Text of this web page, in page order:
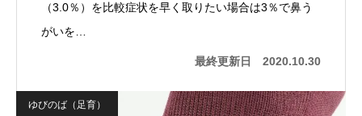
（3.0％）を比較症状を早く取りたい場合は3％で鼻う
がいを…
最終更新日 2020.10.30
ゆびのば（足育）